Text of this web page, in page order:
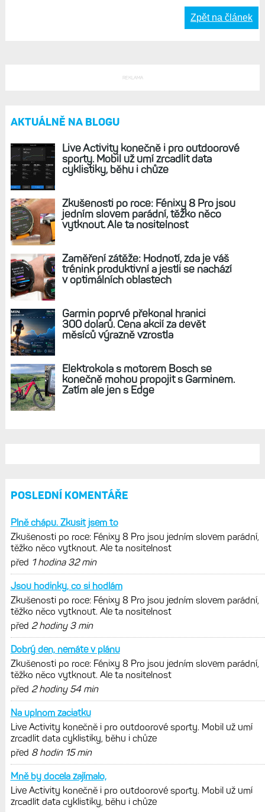
Zpět na článek
REKLAMA
AKTUÁLNĚ NA BLOGU
sporty. Mobil už umí zrcadlit data
cyklistiky, běhu i chůze
jedním slovem parádní, těžko něco
vytknout. Ale ta nositelnost
Elektrokola s motorem Bosch se
konečně mohou propojit s Garminem.
Zatím ale jen s Edge